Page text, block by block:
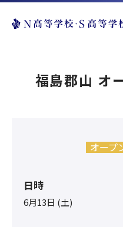
福島郡山 オ
オープ
日時
6月13日 (土)